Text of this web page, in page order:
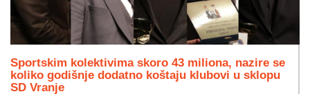
Sportskim kolektivima skoro 43 miliona, nazire se
koliko godišnje dodatno koštaju klubovi u sklopu
SD Vranje